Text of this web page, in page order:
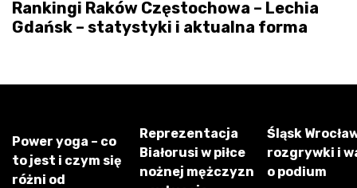
Rankingi Raków Częstochowa – Lechia
Gdańsk – statystyki i aktualna forma
Power yoga – co
to jest i czym się
różni od
Reprezentacja
Białorusi w piłce
nożnej mężczyzn
Śląsk
rozgrywki i
o podium